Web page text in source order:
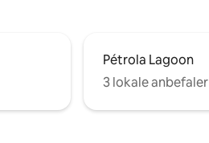
Pétrola Lagoon
3 lokale anbefaler